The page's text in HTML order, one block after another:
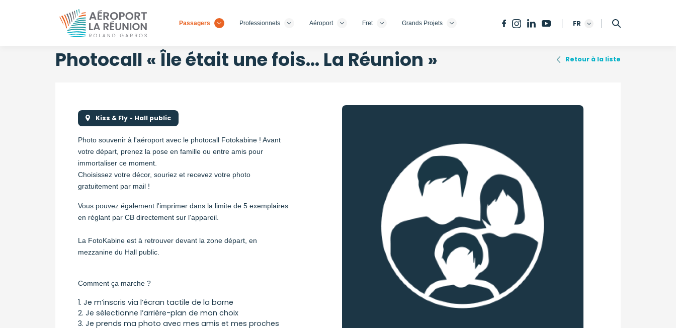
Passagers Professionnels Aéroport Fret Grands Projets FR
Photocall « Île était une fois… La Réunion »
Kiss & Fly - Hall public
Photo souvenir à l'aéroport avec le photocall Fotokabine ! Avant
votre départ, prenez la pose en famille ou entre amis pour
immortaliser ce moment.
Choisissez votre décor, souriez et recevez votre photo
gratuitement par mail !
Vous pouvez également l'imprimer dans la limite de 5 exemplaires
en réglant par CB directement sur l'appareil.
La FotoKabine est à retrouver devant la zone départ, en
mezzanine du Hall public.
Comment ça marche ?
1. Je m’inscris via l’écran tactile de la borne
2. Je sélectionne l’arrière-plan de mon choix
3. Je prends ma photo avec mes amis et mes proches
Retour à la liste